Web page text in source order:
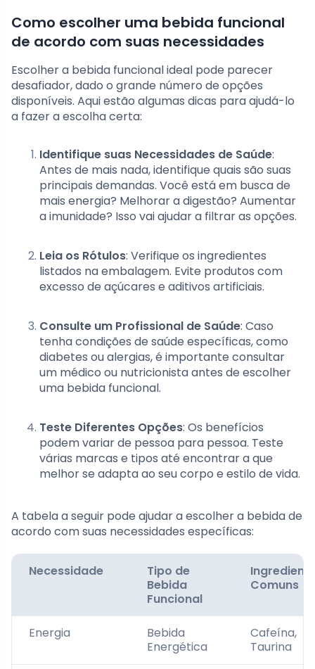
Como escolher uma bebida funcional
de acordo com suas necessidades
Escolher a bebida funcional ideal pode parecer
desafiador, dado o grande número de opções
disponíveis. Aqui estão algumas dicas para ajudá-lo
a fazer a escolha certa:
Identifique suas Necessidades de Saúde:
Antes de mais nada, identifique quais são suas
principais demandas. Você está em busca de
mais energia? Melhorar a digestão? Aumentar
a imunidade? Isso vai ajudar a filtrar as opções.
Leia os Rótulos: Verifique os ingredientes
listados na embalagem. Evite produtos com
excesso de açúcares e aditivos artificiais.
Consulte um Profissional de Saúde: Caso
tenha condições de saúde específicas, como
diabetes ou alergias, é importante consultar
um médico ou nutricionista antes de escolher
uma bebida funcional.
Teste Diferentes Opções: Os benefícios
podem variar de pessoa para pessoa. Teste
várias marcas e tipos até encontrar a que
melhor se adapta ao seu corpo e estilo de vida.
A tabela a seguir pode ajudar a escolher a bebida de
acordo com suas necessidades específicas:
Necessidade
Tipo de
Bebida
Funcional
Comuns
Energia
Bebida
Energética
Cafeína,
Taurina